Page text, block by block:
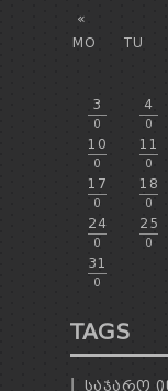
«
MO
TU
3
0
4
0
10
0
11
0
17
0
18
0
24
0
25
0
31
0
TAGS
ᲡᲐᲯᲐᲠᲝ